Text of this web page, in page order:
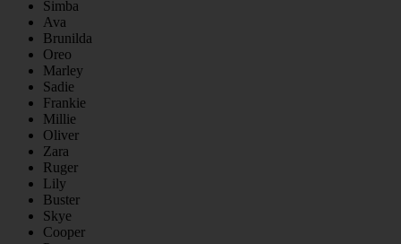
Simba
Ava
Brunilda
Oreo
Marley
Sadie
Frankie
Millie
Oliver
Zara
Ruger
Lily
Buster
Skye
Cooper